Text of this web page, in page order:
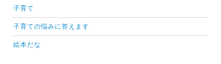
子育て
子育ての悩みに答えます
絵本だな